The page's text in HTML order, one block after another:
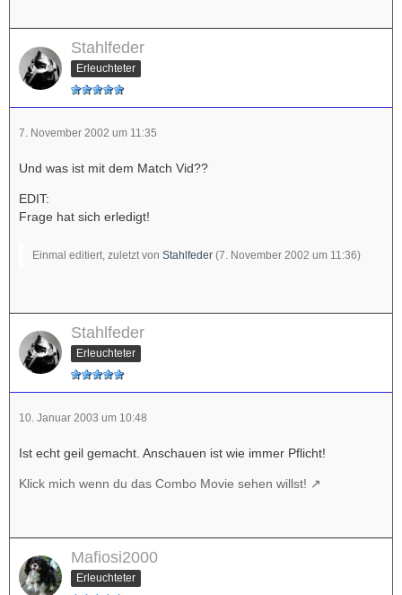
Stahlfeder
Erleuchteter
7. November 2002 um 11:35
Und was ist mit dem Match Vid??
EDIT:
Frage hat sich erledigt!
Einmal editiert, zuletzt von Stahlfeder (7. November 2002 um 11:36)
Stahlfeder
Erleuchteter
10. Januar 2003 um 10:48
Ist echt geil gemacht. Anschauen ist wie immer Pflicht!
Klick mich wenn du das Combo Movie sehen willst!
Mafiosi2000
Erleuchteter